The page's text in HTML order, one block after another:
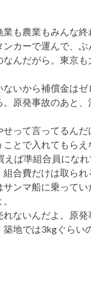
も農業もみんな
カーで運んで、
んだがら。東京も
いから補償金は
原発事故のあと
って言ってるんだ
とで入れてもら
ば準組合員になれ
合費だけは取ら
ンマ船に乗って
ないんだよ。原
地では3kgぐらい